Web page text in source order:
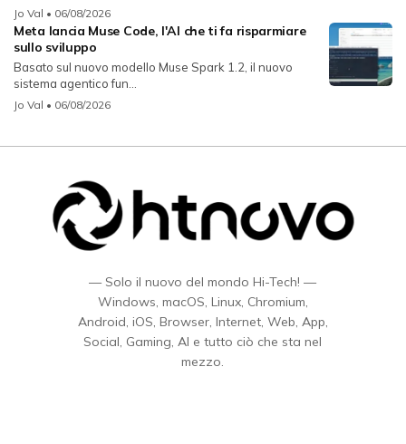
Jo Val • 06/08/2026
Meta lancia Muse Code, l'AI che ti fa risparmiare
sullo sviluppo
Basato sul nuovo modello Muse Spark 1.2, il nuovo
sistema agentico fun...
Jo Val • 06/08/2026
— Solo il nuovo del mondo Hi-Tech! —
Windows, macOS, Linux, Chromium,
Android, iOS, Browser, Internet, Web, App,
Social, Gaming, AI e tutto ciò che sta nel
mezzo.